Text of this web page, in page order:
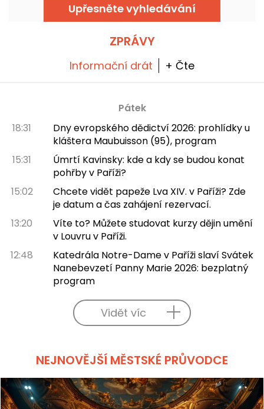
Upřesněte vyhledávání
ZPRÁVY
Informační drát + Čte
Pátek
18:31
Dny evropského dědictví 2026: prohlídky u
kláštera Maubuisson (95), program
15:31
Úmrtí Kavinsky: kde a kdy se budou konat
pohřby v Paříži?
15:02
Chcete vidět papeže Lva XIV. v Paříži? Zde
je datum a čas zahájení rezervací.
13:20
Víte to? Můžete studovat kurzy dějin umění
v Louvru v Paříži.
12:48
Katedrála Notre-Dame v Paříži slaví Svátek
Nanebevzetí Panny Marie 2026: bezplatný
program
Vidět víc
NEJNOVĚJŠÍ MĚSTSKÉ PRŮVODCE